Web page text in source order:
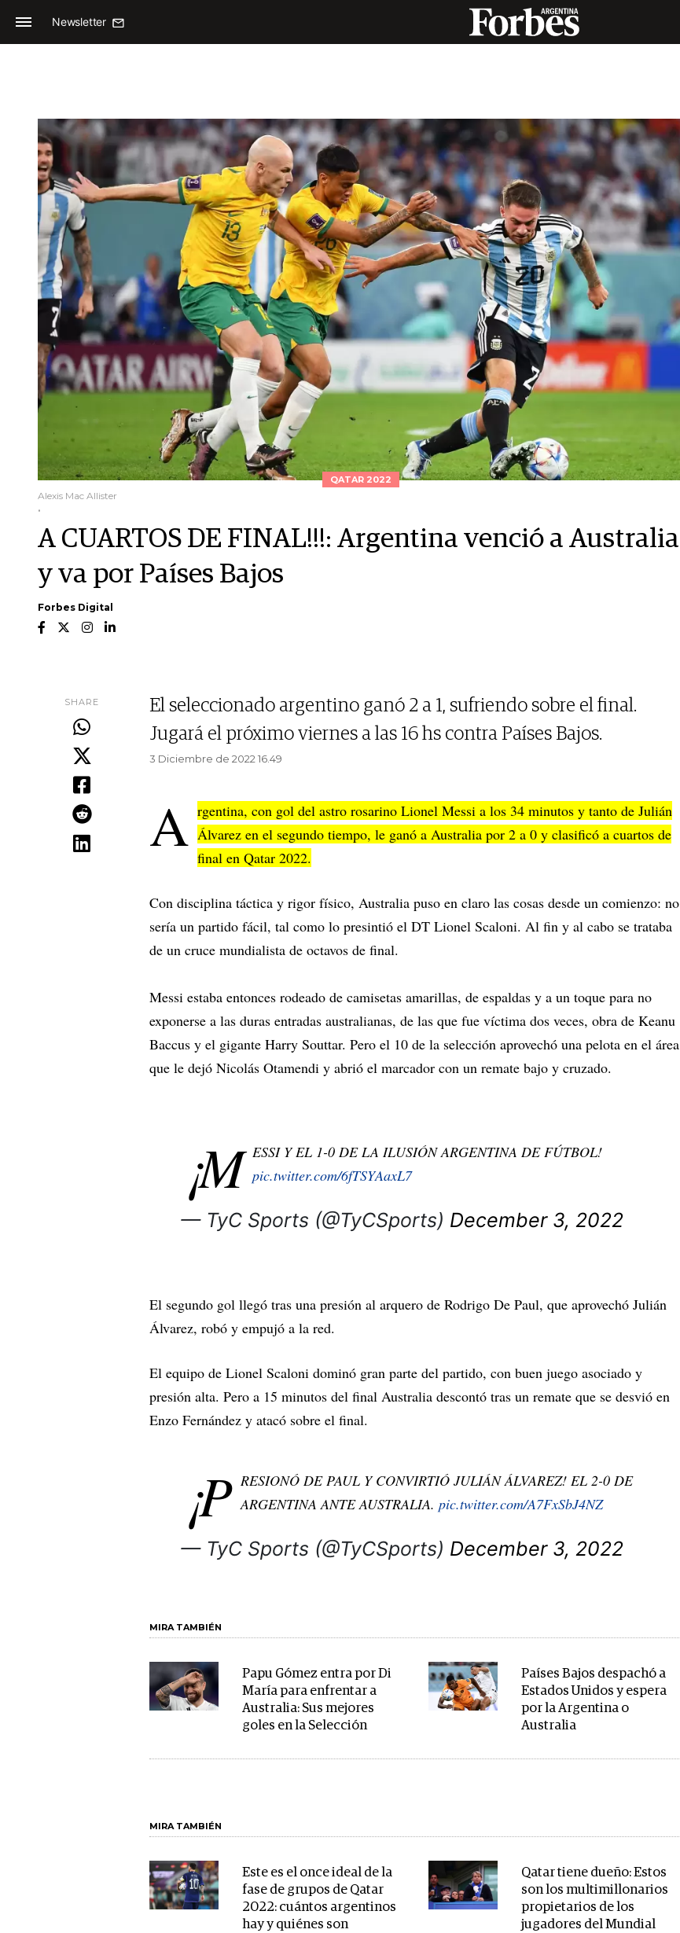
Newsletter
QATAR 2022
Alexis Mac Allister
.
A CUARTOS DE FINAL!!!: Argentina venció a Australia
y va por Países Bajos
Forbes Digital
SHARE
El seleccionado argentino ganó 2 a 1, sufriendo sobre el final.
Jugará el próximo viernes a las 16 hs contra Países Bajos.
3 Diciembre de 2022 16.49
A rgentina, con gol del astro rosarino Lionel Messi a los 34 minutos y tanto de Julián
Álvarez en el segundo tiempo, le ganó a Australia por 2 a 0 y clasificó a cuartos de
final en Qatar 2022.
Con disciplina táctica y rigor físico, Australia puso en claro las cosas desde un comienzo: no
sería un partido fácil, tal como lo presintió el DT Lionel Scaloni. Al fin y al cabo se trataba
de un cruce mundialista de octavos de final.
Messi estaba entonces rodeado de camisetas amarillas, de espaldas y a un toque para no
exponerse a las duras entradas australianas, de las que fue víctima dos veces, obra de Keanu
Baccus y el gigante Harry Souttar. Pero el 10 de la selección aprovechó una pelota en el área
que le dejó Nicolás Otamendi y abrió el marcador con un remate bajo y cruzado.
¡M ESSI Y EL 1-0 DE LA ILUSIÓN ARGENTINA DE FÚTBOL!
pic.twitter.com/6fTSYAaxL7
— TyC Sports (@TyCSports) December 3, 2022
El segundo gol llegó tras una presión al arquero de Rodrigo De Paul, que aprovechó Julián
Álvarez, robó y empujó a la red.
El equipo de Lionel Scaloni dominó gran parte del partido, con buen juego asociado y
presión alta. Pero a 15 minutos del final Australia descontó tras un remate que se desvió en
Enzo Fernández y atacó sobre el final.
¡P RESIONÓ DE PAUL Y CONVIRTIÓ JULIÁN ÁLVAREZ! EL 2-0 DE
ARGENTINA ANTE AUSTRALIA. pic.twitter.com/A7FxSbJ4NZ
— TyC Sports (@TyCSports) December 3, 2022
MIRA TAMBIÉN
Papu Gómez entra por Di
María para enfrentar a
Australia: Sus mejores
goles en la Selección
Países Bajos despachó a
Estados Unidos y espera
por la Argentina o
Australia
MIRA TAMBIÉN
Este es el once ideal de la
fase de grupos de Qatar
2022: cuántos argentinos
hay y quiénes son
Qatar tiene dueño: Estos
son los multimillonarios
propietarios de los
jugadores del Mundial